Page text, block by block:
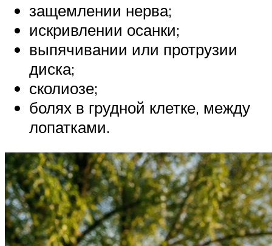
защемлении нерва;
искривлении осанки;
выпячивании или протрузии
диска;
сколиозе;
болях в грудной клетке, между
лопатками.